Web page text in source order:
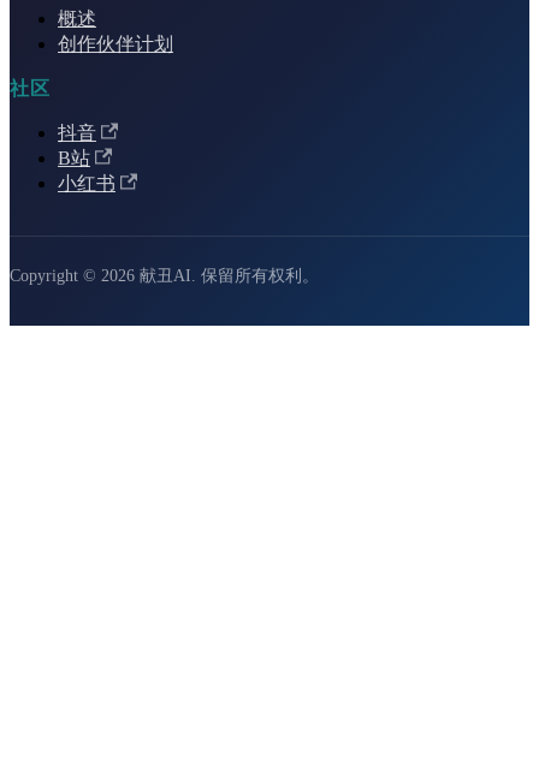
概述
创作伙伴计划
社区
抖音
B站
小红书
Copyright © 2026 献丑AI. 保留所有权利。